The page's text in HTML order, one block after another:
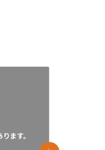
ます。